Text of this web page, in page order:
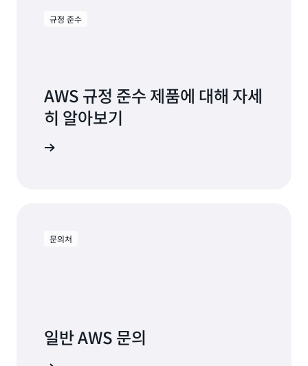
규정 준수
AWS 규정 준수 제품에 대해 자세
히 알아보기
문의처
일반 AWS 문의